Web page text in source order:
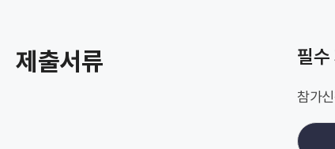
제출서류 필수
참가